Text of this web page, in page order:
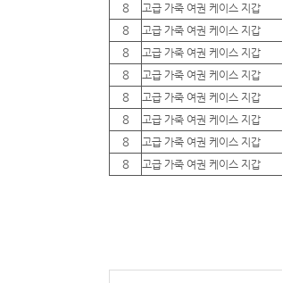
8
고급 가죽 여권 케이스 지갑
8
고급 가죽 여권 케이스 지갑
8
고급 가죽 여권 케이스 지갑
8
고급 가죽 여권 케이스 지갑
8
고급 가죽 여권 케이스 지갑
8
고급 가죽 여권 케이스 지갑
8
고급 가죽 여권 케이스 지갑
8
고급 가죽 여권 케이스 지갑